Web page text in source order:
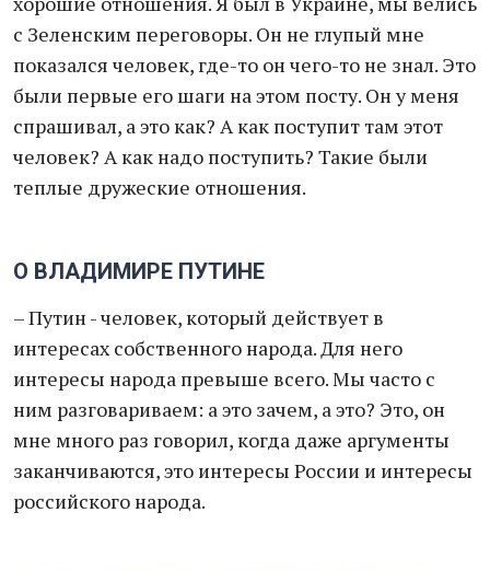
с Зеленским переговоры. Он не глупый мне
показался человек, где-то он чего-то не знал. Это
были первые его шаги на этом посту. Он у меня
спрашивал, а это как? А как поступит там этот
человек? А как надо поступить? Такие были
теплые дружеские отношения.
О ВЛАДИМИРЕ ПУТИНЕ
– Путин - человек, который действует в
интересах собственного народа. Для него
интересы народа превыше всего. Мы часто с
ним разговариваем: а это зачем, а это? Это, он
мне много раз говорил, когда даже аргументы
заканчиваются, это интересы России и интересы
российского народа.